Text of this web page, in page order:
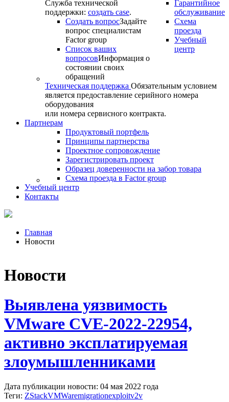
Служба технической
поддержки: создать case.
Создать вопросЗадайте
вопрос специалистам
Factor group
Список ваших
вопросовИнформация о
состоянии своих
обращений
Гарантийное
обслуживание
Схема
проезда
Учебный
центр
Техническая поддержка Обязательным условием
является предоставление серийного номера
оборудования
или номера сервисного контракта.
Партнерам
Продуктовый портфель
Принципы партнерства
Проектное сопровождение
Зарегистрировать проект
Образец доверенности на забор товара
Схема проезда в Factor group
Учебный центр
Контакты
Главная
Новости
Новости
Выявлена уязвимость
VMware CVE-2022-22954,
активно эксплатируемая
злоумышленниками
Дата публикации новости: 04 мая 2022 года
Теги: ZStackVMWaremigrationexploitv2v